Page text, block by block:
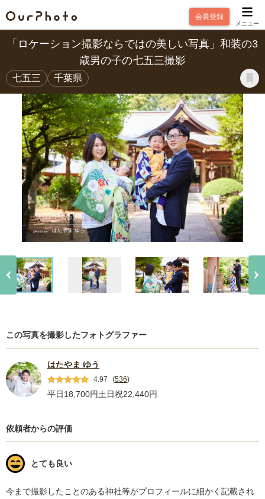
会員登録
メニュー
「ロケーション撮影ならではの美しい写真」和装の3
歳男の子の七五三撮影
七五三 千葉県
この写真を撮影したフォトグラファー
はたやま ゆう
4.97 (536)
平日18,700円土日祝22,440円
依頼者からの評価
とても良い
今まで撮影したことのある神社等がプロフィールに細かく記載され